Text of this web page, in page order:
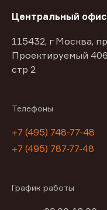
Центральный офис
115432, г Москва,
Проектируемый
стр 2
Телефоны
+7 (495) 748-77-48
+7 (495) 787-77-48
График работы